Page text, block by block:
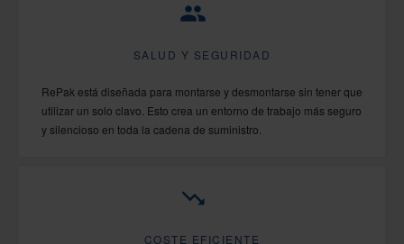
SALUD Y SEGURIDAD
RePak está diseñada para montarse y desmontarse sin tener que
utilizar un solo clavo. Esto crea un entorno de trabajo más seguro
y silencioso en toda la cadena de suministro.
COSTE EFICIENTE